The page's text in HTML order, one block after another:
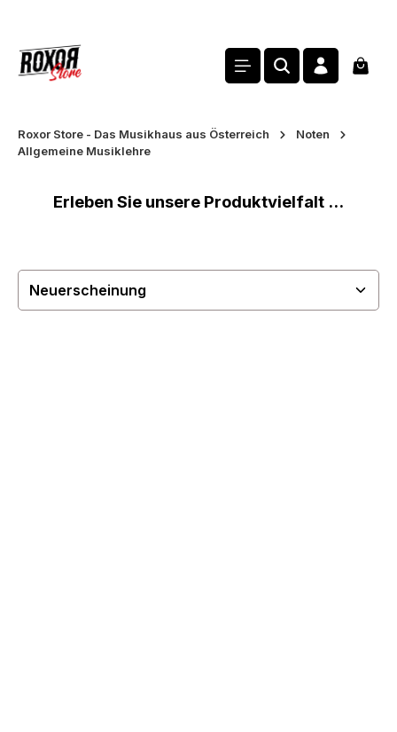
Roxor Store - Das Musikhaus aus Österreich
Noten
Allgemeine Musiklehre
Erleben Sie unsere Produktvielfalt ...